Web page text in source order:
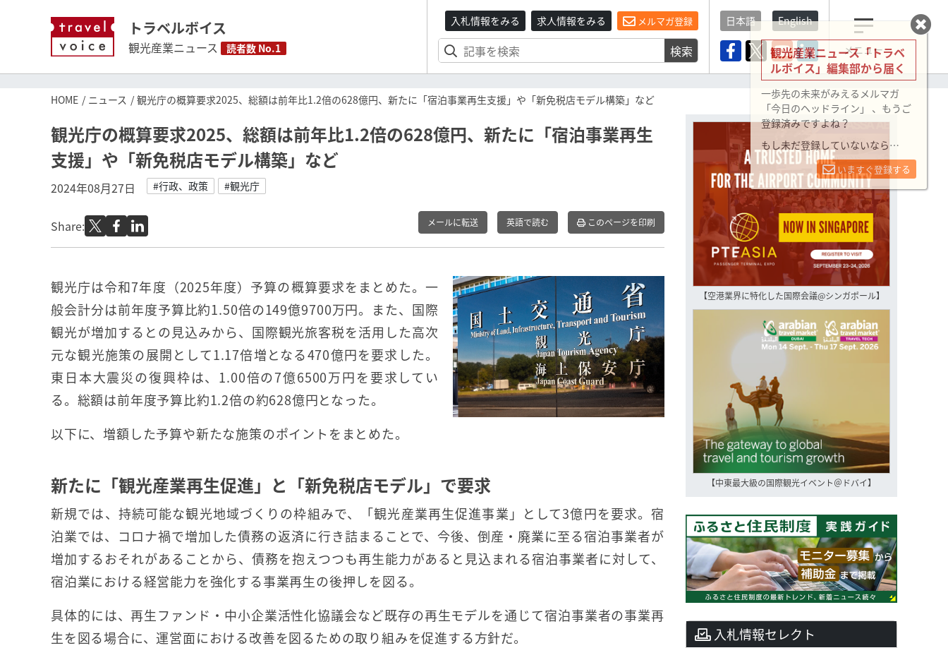
トラベルボイス
観光産業ニュース 読者数 No.1
入札情報をみる 求人情報をみる メルマガ登録
検索
日本語 English
メニュー
HOME ニュース 観光庁の概算要求2025、総額は前年比1.2倍の628億円、新たに「宿泊事業再生支援」や「新免税店モデル構築」など
観光庁の概算要求2025、総額は前年比1.2倍の628億円、新たに「宿泊事業再生
支援」や「新免税店モデル構築」など
2024年08月27日 #行政、政策 #観光庁
Share: メールに転送 英語で読む このページを印刷
観光庁は令和7年度（2025年度）予算の概算要求をまとめた。一
般会計分は前年度予算比約1.50倍の149億9700万円。また、国際
観光が増加するとの見込みから、国際観光旅客税を活用した高次
元な観光施策の展開として1.17倍増となる470億円を要求した。
東日本大震災の復興枠は、1.00倍の7億6500万円を要求してい
る。総額は前年度予算比約1.2倍の約628億円となった。
以下に、増額した予算や新たな施策のポイントをまとめた。
新たに「観光産業再生促進」と「新免税店モデル」で要求
新規では、持続可能な観光地域づくりの枠組みで、「観光産業再生促進事業」として3億円を要求。宿
泊業では、コロナ禍で増加した債務の返済に行き詰まることで、今後、倒産・廃業に至る宿泊事業者が
増加するおそれがあることから、債務を抱えつつも再生能力があると見込まれる宿泊事業者に対して、
宿泊業における経営能力を強化する事業再生の後押しを図る。
具体的には、再生ファンド・中小企業活性化協議会など既存の再生モデルを通じて宿泊事業者の事業再
生を図る場合に、運営面における改善を図るための取り組みを促進する方針だ。
【空港業界に特化した国際会議@シンガポール】
【中東最大級の国際観光イベント＠ドバイ】
入札情報セレクト
観光産業ニュース「トラベ
ルボイス」編集部から届く
一歩先の未来がみえるメルマガ
「今日のヘッドライン」 、もうご
登録済みですよね？
もし未だ登録していないなら…
いますぐ登録する